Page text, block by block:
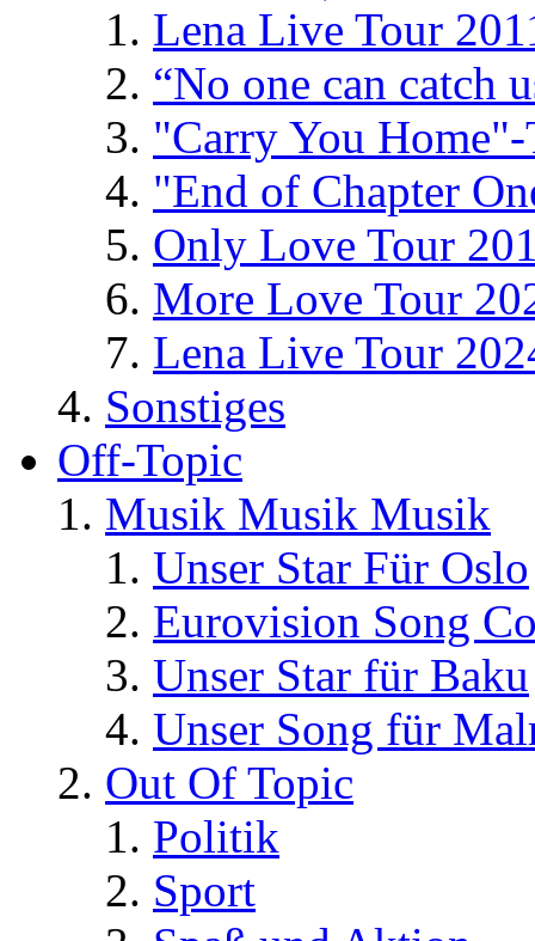
Lena Live Tour
“No one can catch
"Carry You
"End of Chapter
Only Love Tour
More Love Tour
Lena Live Tour
Sonstiges
Off-Topic
Musik Musik Musik
Unser Star Für Oslo
Eurovision Song
Unser Star für Baku
Unser Song für
Out Of Topic
Politik
Sport